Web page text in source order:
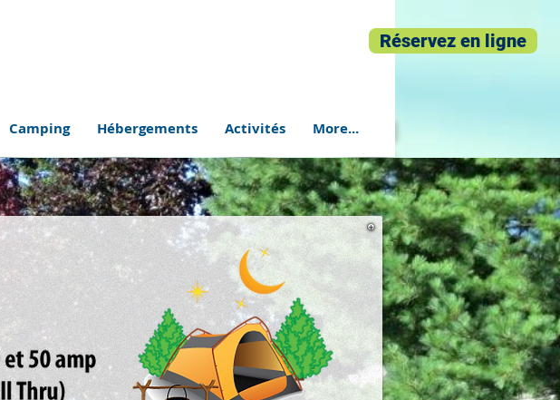
Réservez en ligne
Camping Hébergements Activités More...
1-506-727-2222
Activités Contactez-nous Réservez